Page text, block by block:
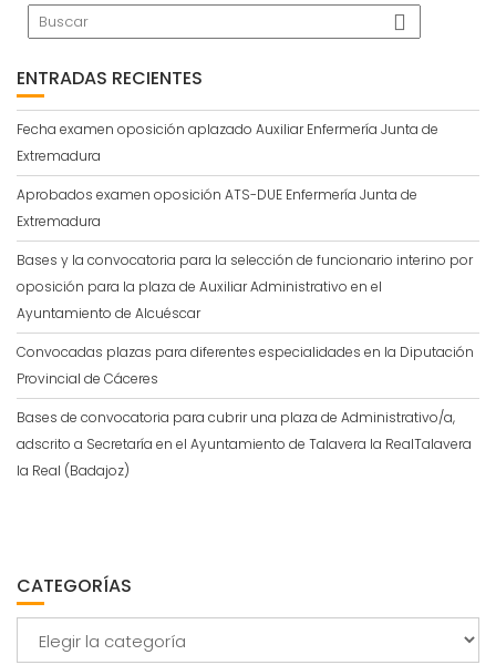
ENTRADAS RECIENTES
Fecha examen oposición aplazado Auxiliar Enfermería Junta de
Extremadura
Aprobados examen oposición ATS-DUE Enfermería Junta de
Extremadura
Bases y la convocatoria para la selección de funcionario interino por
oposición para la plaza de Auxiliar Administrativo en el
Ayuntamiento de Alcuéscar
Convocadas plazas para diferentes especialidades en la Diputación
Provincial de Cáceres
Bases de convocatoria para cubrir una plaza de Administrativo/a,
adscrito a Secretaría en el Ayuntamiento de Talavera la RealTalavera
la Real (Badajoz)
CATEGORÍAS